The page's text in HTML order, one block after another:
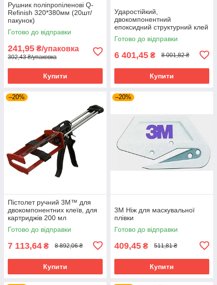
Рушник поліпропіленові Q-
Refinish 320*380мм (20шт/
пакунок)
Готово до відправки
241,95 ₴/упаковка
302,43 ₴/упаковка
Купити
Ударостійкий,
двокомпонентний
епоксидний структурний клей
3M, 200 мл
Готово до відправки
6 401,45 ₴ 8 001,82 ₴
Купити
–20%
Пістолет ручний 3M™ для
двокомпонентних клеїв, для
картриджів 200 мл
Готово до відправки
7 113,64 ₴ 8 892,06 ₴
Купити
–20%
3М Ніж для маскувальної
плівки
Готово до відправки
409,45 ₴ 511,81 ₴
Купити